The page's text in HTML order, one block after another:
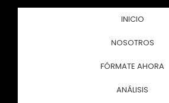
INICIO
NOSOTROS
FÓRMATE AHORA
ANÁLISIS